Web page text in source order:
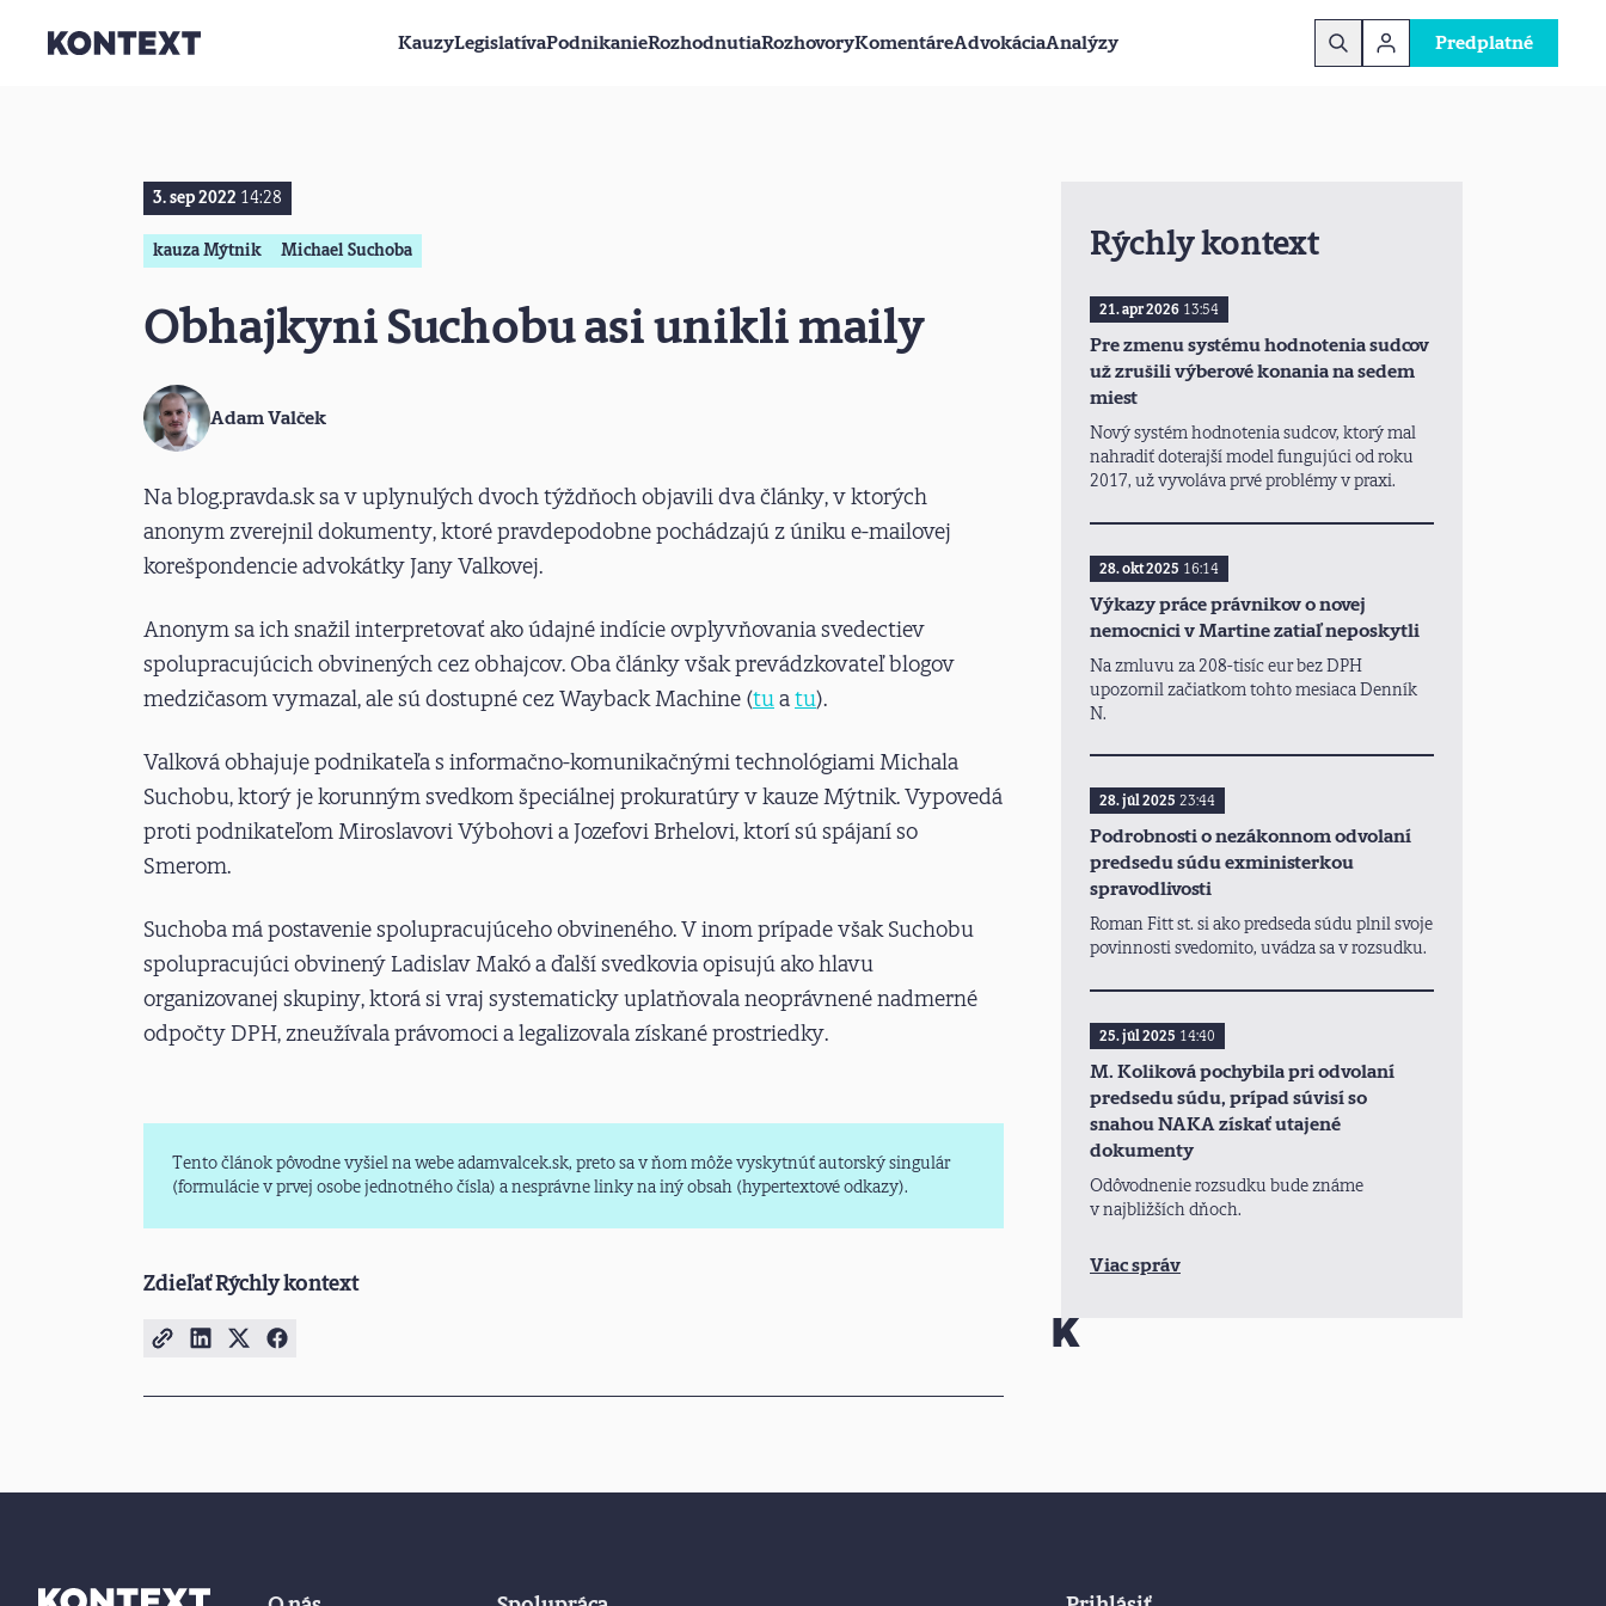
KauzyLegislatívaPodnikanieRozhodnutiaRozhovoryKomentáreAdvokáciaAnalýzy Predplatné
3. sep 2022 14:28
kauza Mýtnik Michael Suchoba
Obhajkyni Suchobu asi unikli maily
Adam Valček
Na blog.pravda.sk sa v uplynulých dvoch týždňoch objavili dva články, v ktorých
anonym zverejnil dokumenty, ktoré pravdepodobne pochádzajú z úniku e-mailovej
korešpondencie advokátky Jany Valkovej.
Anonym sa ich snažil interpretovať ako údajné indície ovplyvňovania svedectiev
spolupracujúcich obvinených cez obhajcov. Oba články však prevádzkovateľ blogov
medzičasom vymazal, ale sú dostupné cez Wayback Machine (tuatu).
Valková obhajuje podnikateľa s informačno-komunikačnými technológiami Michala
Suchobu, ktorý je korunným svedkom špeciálnej prokuratúry v kauze Mýtnik. Vypovedá
proti podnikateľom Miroslavovi Výbohovi a Jozefovi Brhelovi, ktorí sú spájaní so
Smerom.
Suchoba má postavenie spolupracujúceho obvineného. V inom prípade však Suchobu
spolupracujúci obvinený Ladislav Makó a ďalší svedkovia opisujú ako hlavu
organizovanej skupiny, ktorá si vraj systematicky uplatňovala neoprávnené nadmerné
odpočty DPH, zneužívala právomoci a legalizovala získané prostriedky.
Tento článok pôvodne vyšiel na webe adamvalcek.sk, preto sa v ňom môže vyskytnúť autorský singulár
(formulácie v prvej osobe jednotného čísla) a nesprávne linky na iný obsah (hypertextové odkazy).
Zdieľať Rýchly kontext
Rýchly kontext
21. apr 2026 13:54
Pre zmenu systému hodnotenia sudcov
už zrušili výberové konania na sedem
miest
Nový systém hodnotenia sudcov, ktorý mal
nahradiť doterajší model fungujúci od roku
2017, už vyvoláva prvé problémy v praxi.
28. okt 2025 16:14
Výkazy práce právnikov o novej
nemocnici v Martine zatiaľ neposkytli
Na zmluvu za 208-tisíc eur bez DPH
upozornil začiatkom tohto mesiaca Denník
N.
28. júl 2025 23:44
Podrobnosti o nezákonnom odvolaní
predsedu súdu exministerkou
spravodlivosti
Roman Fitt st. si ako predseda súdu plnil svoje
povinnosti svedomito, uvádza sa v rozsudku.
25. júl 2025 14:40
M. Koliková pochybila pri odvolaní
predsedu súdu, prípad súvisí so
snahou NAKA získať utajené
dokumenty
Odôvodnenie rozsudku bude známe
v najbližších dňoch.
Viac správ